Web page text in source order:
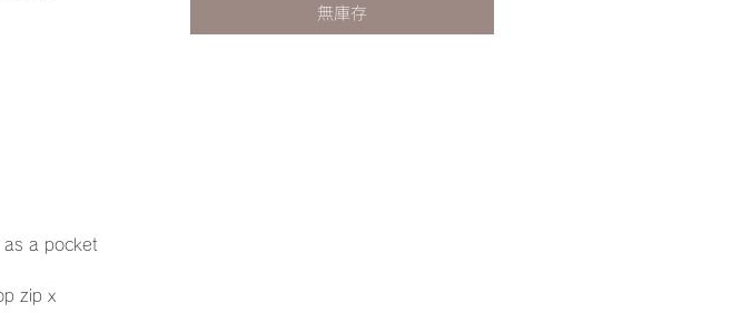
a pocket
zip x
無庫存